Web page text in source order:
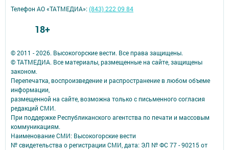
© 2011 - 2026. Высокогорские вести. Все права защищены.
© ТАТМЕДИА. Все материалы, размещенные на сайте, защищены
законом.
Перепечатка, воспроизведение и распространение в любом объеме
информации,
размещенной на сайте, возможна только с письменного согласия
редакций СМИ.
При поддержке Республиканского агентства по печати и массовым
коммуникациям.
Наименование СМИ: Высокогорские вести
№ свидетельства о регистрации СМИ, дата: ЭЛ № ФС 77 - 90215 от
Телефон АО «ТАТМЕДИА»:(843) 222 09 84
18+